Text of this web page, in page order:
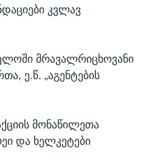
კვლავ
მრავალრიცხოვანი
ე.წ. „აგენტების
მონაწილეთა
და ხელკეტები